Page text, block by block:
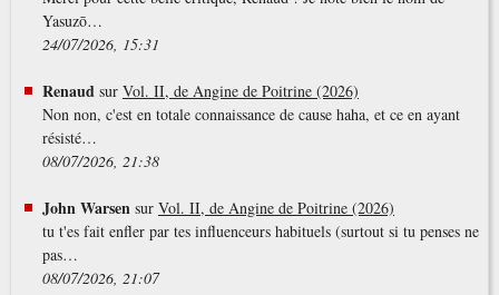
Yasuzō…
24/07/2026, 15:31
Renaudsur Vol. II, de Angine de Poitrine (2026)
Non non, c'est en totale connaissance de cause haha, et ce en ayant
résisté…
08/07/2026, 21:38
John Warsensur Vol. II, de Angine de Poitrine (2026)
tu t'es fait enfler par tes influenceurs habituels (surtout si tu penses ne
pas…
08/07/2026, 21:07